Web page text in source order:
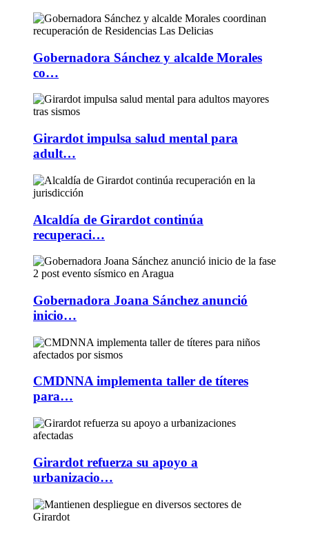
Gobernadora Sánchez y alcalde Morales
co…
Girardot impulsa salud mental para
adult…
Alcaldía de Girardot continúa
recuperaci…
Gobernadora Joana Sánchez anunció
inicio…
CMDNNA implementa taller de títeres
para…
Girardot refuerza su apoyo a
urbanizacio…